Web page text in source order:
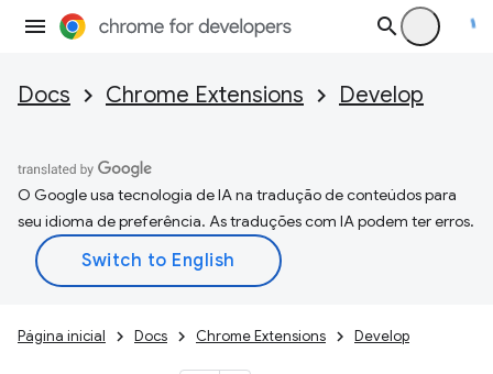
Docs Chrome Extensions Develop
O Google usa tecnologia de IA na tradução de conteúdos para
seu idioma de preferência. As traduções com IA podem ter erros.
Página inicial Docs Chrome Extensions Develop